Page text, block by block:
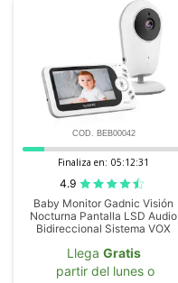
COD. BEB00042
Finaliza en: 05:12:29
4.9
Baby Monitor Gadnic Visión
Nocturna Pantalla LSD Audio
Bidireccional Sistema VOX
Llega Gratis
partir del lunes o